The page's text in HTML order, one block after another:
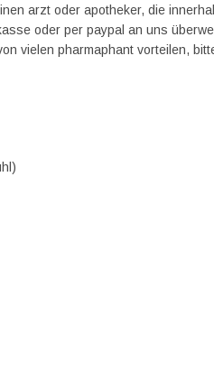
arzt oder apotheker, die
oder per paypal an uns
vielen pharmaphant vorteilen,